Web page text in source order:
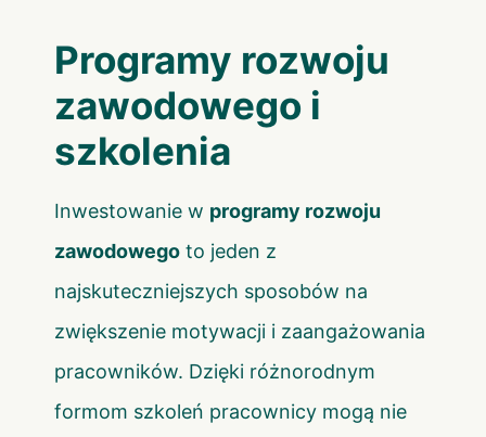
Programy rozwoju
zawodowego i
szkolenia
Inwestowanie w programy rozwoju
zawodowego to jeden z
najskuteczniejszych sposobów na
zwiększenie motywacji i zaangażowania
pracowników. Dzięki różnorodnym
formom szkoleń pracownicy mogą nie